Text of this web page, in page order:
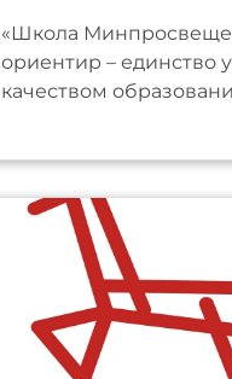
«Школа
ориентир – единство
качеством